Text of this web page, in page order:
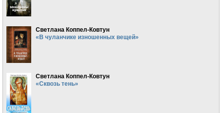
Светлана Коппел-Ковтун
«В чуланчике изношенных вещей»
Светлана Коппел-Ковтун
«Сквозь тень»